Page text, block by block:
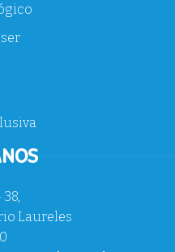
Laureles